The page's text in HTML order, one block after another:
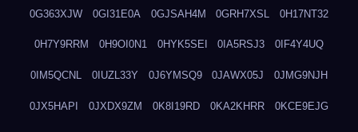
0G363XJW 0GI31E0A 0GJSAH4M 0GRH7XSL 0H17NT32
0H7Y9RRM 0H9OI0N1 0HYK5SEI 0IA5RSJ3 0IF4Y4UQ
0IM5QCNL 0IUZL33Y 0J6YMSQ9 0JAWX05J 0JMG9NJH
0JX5HAPI 0JXDX9ZM 0K8I19RD 0KA2KHRR 0KCE9EJG